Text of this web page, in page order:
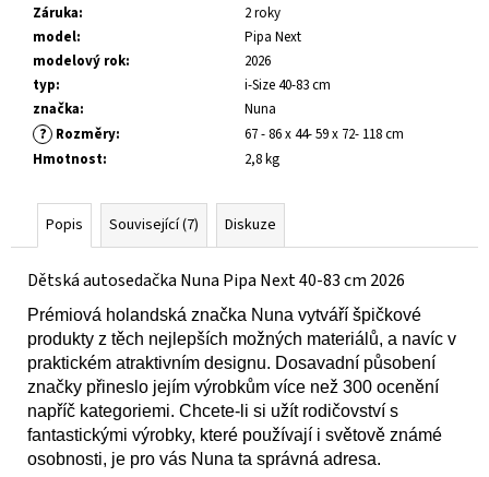
Záruka:
2 roky
model:
Pipa Next
modelový rok:
2026
typ:
i-Size 40-83 cm
značka: Nuna
? Rozměry:
67 - 86 x 44- 59 x 72- 118 cm
Hmotnost: 2,8 kg
Popis Související (7) Diskuze
Dětská autosedačka Nuna Pipa Next 40-83 cm 2026
Prémiová holandská značka Nuna vytváří špičkové
produkty z těch nejlepších možných materiálů, a navíc v
praktickém atraktivním designu. Dosavadní působení
značky přineslo jejím výrobkům více než 300 ocenění
napříč kategoriemi. Chcete-li si užít rodičovství s
fantastickými výrobky, které používají i světově známé
osobnosti, je pro vás Nuna ta správná adresa.
899
Kč